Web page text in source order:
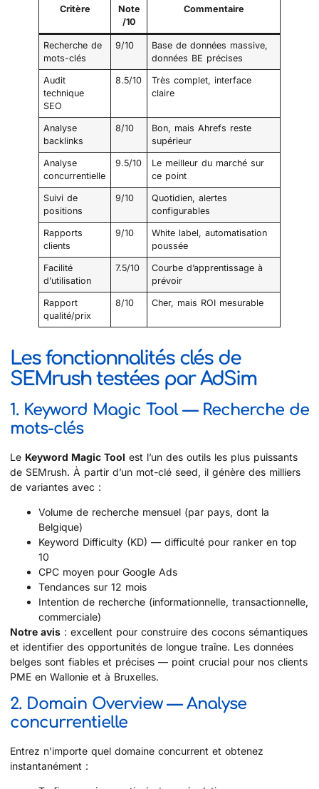
Critère
Note
/10
Commentaire
Recherche de
mots-clés
9/10
Base de données massive,
données BE précises
Audit
technique
SEO
8.5/10
Très complet, interface
claire
Analyse
backlinks
8/10
Bon, mais Ahrefs reste
supérieur
Analyse
concurrentielle
9.5/10
Le meilleur du marché sur
ce point
Suivi de
positions
9/10
Quotidien, alertes
configurables
Rapports
clients
9/10
White label, automatisation
poussée
Facilité
d’utilisation
7.5/10
Courbe d’apprentissage à
prévoir
Rapport
qualité/prix
8/10 Cher, mais ROI mesurable
Les fonctionnalités clés de
SEMrush testées par AdSim
1. Keyword Magic Tool — Recherche de
mots-clés
Le Keyword Magic Tool est l’un des outils les plus puissants
de SEMrush. À partir d’un mot-clé seed, il génère des milliers
de variantes avec :
Volume de recherche mensuel (par pays, dont la
Belgique)
Keyword Difficulty (KD) — difficulté pour ranker en top
10
CPC moyen pour Google Ads
Tendances sur 12 mois
Intention de recherche (informationnelle, transactionnelle,
commerciale)
Notre avis : excellent pour construire des cocons sémantiques
et identifier des opportunités de longue traîne. Les données
belges sont fiables et précises — point crucial pour nos clients
PME en Wallonie et à Bruxelles.
2. Domain Overview — Analyse
concurrentielle
Entrez n’importe quel domaine concurrent et obtenez
instantanément :